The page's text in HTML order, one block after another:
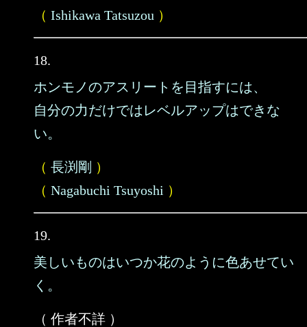
（ Ishikawa Tatsuzou ）
18.
ホンモノのアスリートを目指すには、
自分の力だけではレベルアップはできな
い。
（ 長渕剛 ）
（ Nagabuchi Tsuyoshi ）
19.
美しいものはいつか花のように色あせてい
く。
（ 作者不詳 ）